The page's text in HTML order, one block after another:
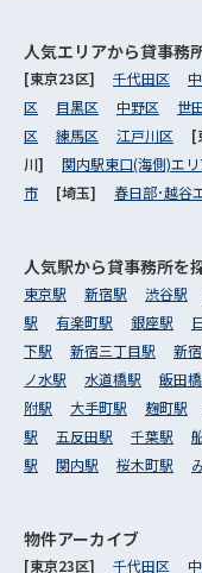
人気エリアから貸事務
[東京23区] 千代田区
区
目黒区 中野区 世
区
練馬区 江戸川区 [
川] 関内駅東口(海側)エリ
市
[埼玉] 春日部･越谷
人気駅から貸事務所を
東京駅 新宿駅 渋谷駅
駅
有楽町駅 銀座駅
下駅
新宿三丁目駅 新
ノ水駅
水道橋駅 飯田
附駅
大手町駅 麹町駅
駅
五反田駅 千葉駅
駅
関内駅 桜木町駅
物件アーカイブ
[東京23区] 千代田区